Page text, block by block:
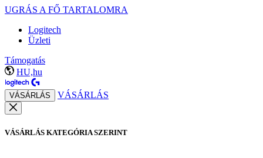
UGRÁS A FŐ TARTALOMRA
Logitech
Üzleti
Támogatás
HU,hu
VÁSÁRLÁS VÁSÁRLÁS
VÁSÁRLÁS KATEGÓRIA SZERINT